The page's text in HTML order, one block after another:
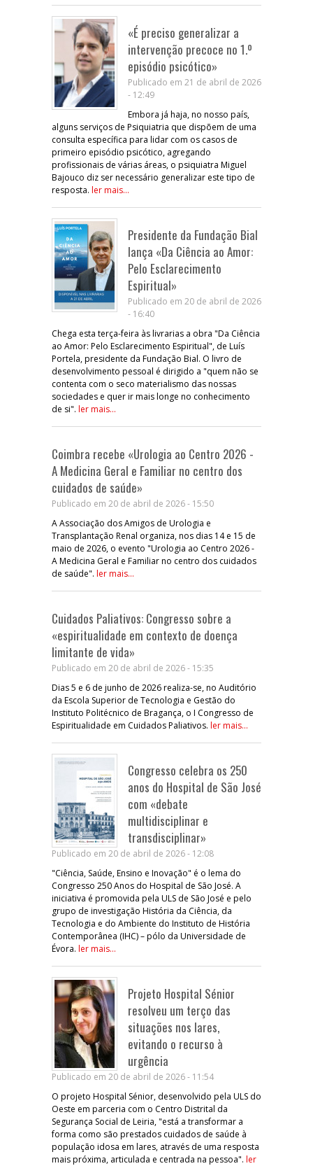
«É preciso generalizar a
intervenção precoce no 1.º
episódio psicótico»
Publicado em 21 de abril de 2026
- 12:49
Embora já haja, no nosso país,
alguns serviços de Psiquiatria que dispõem de uma
consulta específica para lidar com os casos de
primeiro episódio psicótico, agregando
profissionais de várias áreas, o psiquiatra Miguel
Bajouco diz ser necessário generalizar este tipo de
resposta. ler mais...
Presidente da Fundação Bial
lança «Da Ciência ao Amor:
Pelo Esclarecimento
Espiritual»
Publicado em 20 de abril de 2026
- 16:40
Chega esta terça-feira às livrarias a obra "Da Ciência
ao Amor: Pelo Esclarecimento Espiritual", de Luís
Portela, presidente da Fundação Bial. O livro de
desenvolvimento pessoal é dirigido a "quem não se
contenta com o seco materialismo das nossas
sociedades e quer ir mais longe no conhecimento
de si". ler mais...
Coimbra recebe «Urologia ao Centro 2026 -
A Medicina Geral e Familiar no centro dos
cuidados de saúde»
Publicado em 20 de abril de 2026 - 15:50
A Associação dos Amigos de Urologia e
Transplantação Renal organiza, nos dias 14 e 15 de
maio de 2026, o evento "Urologia ao Centro 2026 -
A Medicina Geral e Familiar no centro dos cuidados
de saúde". ler mais...
Cuidados Paliativos: Congresso sobre a
«espiritualidade em contexto de doença
limitante de vida»
Publicado em 20 de abril de 2026 - 15:35
Dias 5 e 6 de junho de 2026 realiza-se, no Auditório
da Escola Superior de Tecnologia e Gestão do
Instituto Politécnico de Bragança, o I Congresso de
Espiritualidade em Cuidados Paliativos. ler mais...
Congresso celebra os 250
anos do Hospital de São José
com «debate
multidisciplinar e
transdisciplinar»
Publicado em 20 de abril de 2026 - 12:08
"Ciência, Saúde, Ensino e Inovação" é o lema do
Congresso 250 Anos do Hospital de São José. A
iniciativa é promovida pela ULS de São José e pelo
grupo de investigação História da Ciência, da
Tecnologia e do Ambiente do Instituto de História
Contemporânea (IHC) – pólo da Universidade de
Évora. ler mais...
Projeto Hospital Sénior
resolveu um terço das
situações nos lares,
evitando o recurso à
urgência
Publicado em 20 de abril de 2026 - 11:54
O projeto Hospital Sénior, desenvolvido pela ULS do
Oeste em parceria com o Centro Distrital da
Segurança Social de Leiria, "está a transformar a
forma como são prestados cuidados de saúde à
população idosa em lares, através de uma resposta
mais próxima, articulada e centrada na pessoa". ler